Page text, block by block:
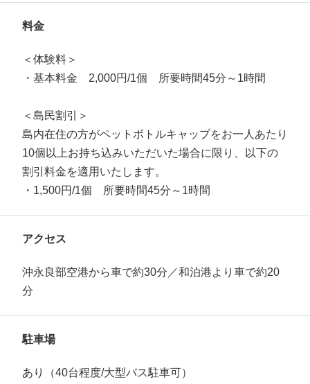
料金
＜体験料＞
・基本料金 2,000円/1個 所要時間45分～1時間
＜島民割引＞
島内在住の方がペットボトルキャップをお一人あたり
10個以上お持ち込みいただいた場合に限り、以下の
割引料金を適用いたします。
・1,500円/1個 所要時間45分～1時間
アクセス
沖永良部空港から車で約30分／和泊港より車で約20
分
駐車場
あり（40台程度/大型バス駐車可）